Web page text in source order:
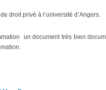
droit privé à l’université d’Angers.
un document très bien